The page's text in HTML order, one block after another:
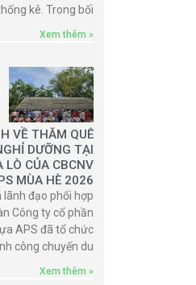
kê. Trong bối
Xem thêm »
VỀ THĂM QUÊ
DƯỠNG TẠI
LÒ CỦA CBCNV
MÙA HÈ 2026
lãnh đạo phối hợp
Công ty cổ phần
APS đã tổ chức
công chuyến du
Xem thêm »